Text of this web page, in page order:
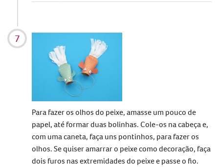
Para fazer os olhos do peixe, amasse um pouco de
papel, até formar duas bolinhas. Cole-os na cabeça e,
com uma caneta, faça uns pontinhos, para fazer os
olhos. Se quiser amarrar o peixe como decoração, faça
dois furos nas extremidades do peixe e passe o fio.